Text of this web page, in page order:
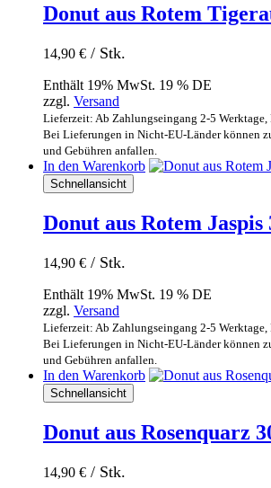
Donut aus Rotem
14,90 € / Stk.
Enthält 19% MwSt. 19 % DE
zzgl. Versand
Lieferzeit: Ab Zahlungseingang 2-5 Werktage,
Bei Lieferungen in Nicht-EU-Länder können
und Gebühren anfallen.
In den Warenkorb
Schnellansicht
Donut aus Rotem Jaspis
14,90 € / Stk.
Enthält 19% MwSt. 19 % DE
zzgl. Versand
Lieferzeit: Ab Zahlungseingang 2-5 Werktage,
Bei Lieferungen in Nicht-EU-Länder können
und Gebühren anfallen.
In den Warenkorb
Schnellansicht
Donut aus Rosenquarz
14,90 € / Stk.